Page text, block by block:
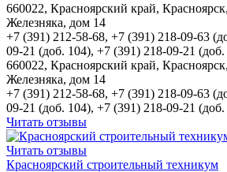
660022, Красноярский край,
Железняка, дом 14
+7 (391) 212-58-68, +7 (391) 218-09-63
09-21 (доб. 104), +7 (391) 218-09-21
660022, Красноярский край,
Железняка, дом 14
+7 (391) 212-58-68, +7 (391) 218-09-63
09-21 (доб. 104), +7 (391) 218-09-21
Читать отзывы
Читать отзывы
Красноярский строительный техникум